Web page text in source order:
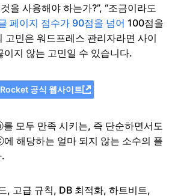
을 사용해야 하는가?”, “조금이라도
페이지 점수가 90점을 넘어 100점을
고민은 워드프레스 관리자라면 사이
이지 않는 고민일 수 있습니다.
공식 웹사이트
모두 만족 시키는, 즉 단순하면서도
해당하는 얼마 되지 않는 소수의 플
, 고급 규칙, DB 최적화, 하트비트,